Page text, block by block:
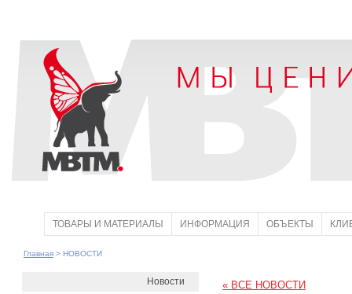
ТОВАРЫ И МАТЕРИАЛЫ ИНФОРМАЦИЯ ОБЪЕКТЫ
Главная > НОВОСТИ
Новости « ВСЕ НОВОСТИ